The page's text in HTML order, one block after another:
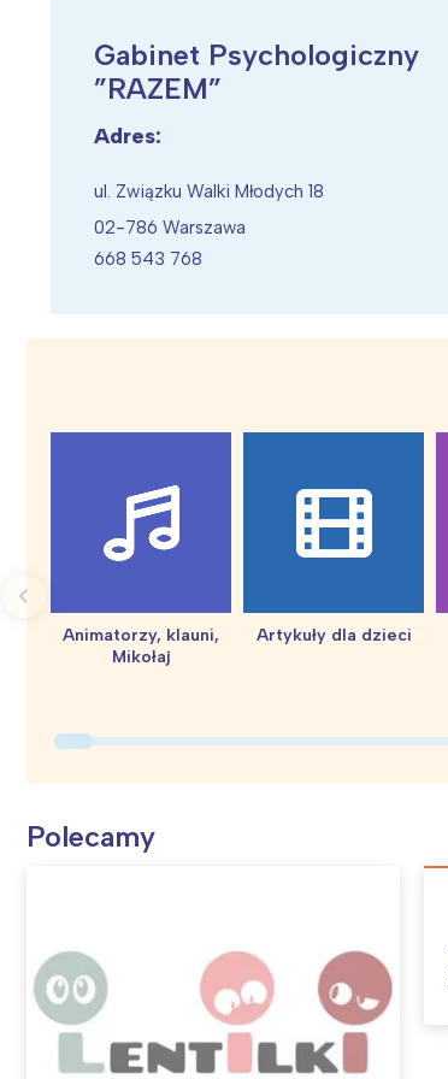
Wiosenny koncert ptaków na płocie
Gabinet Psychologiczny
”RAZEM”
Adres:
ul. Związku Walki Młodych 18
02-786 Warszawa
668 543 768
Animatorzy, klauni,
Mikołaj
Artykuły dla dzieci
Polecamy